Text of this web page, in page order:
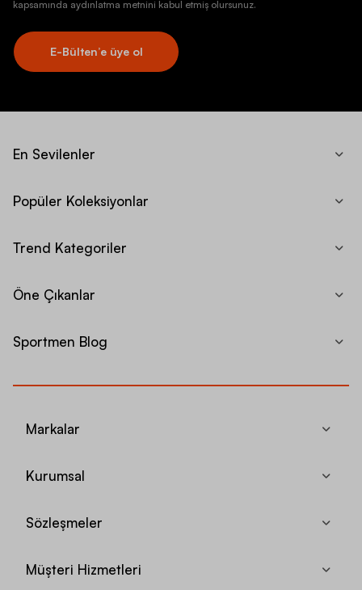
kapsamında aydınlatma metnini kabul etmiş olursunuz.
E-Bülten’e üye ol
En Sevilenler
Popüler Koleksiyonlar
Trend Kategoriler
Öne Çıkanlar
Sportmen Blog
Markalar
Kurumsal
Sözleşmeler
Müşteri Hizmetleri